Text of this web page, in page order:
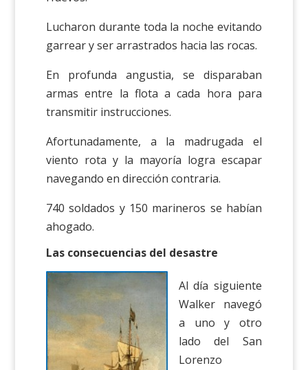
Lucharon durante toda la noche evitando
garrear y ser arrastrados hacia las rocas.
En profunda angustia, se disparaban
armas entre la flota a cada hora para
transmitir instrucciones.
Afortunadamente, a la madrugada el
viento rota y la mayoría logra escapar
navegando en dirección contraria.
740 soldados y 150 marineros se habían
ahogado.
Las consecuencias del desastre
Al día siguiente
Walker navegó
a uno y otro
lado del San
Lorenzo